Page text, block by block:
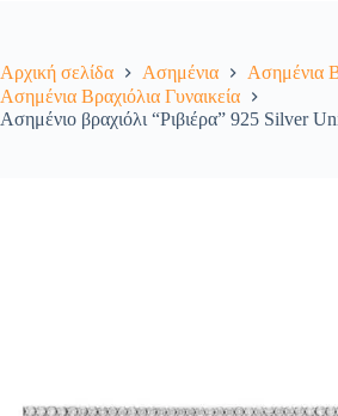
Αρχική σελίδα Ασημένια
Ασημένια
Ασημένια Βραχιόλια Γυναικεία
Ασημένιο βραχιόλι “Ριβιέρα” 925 Silver